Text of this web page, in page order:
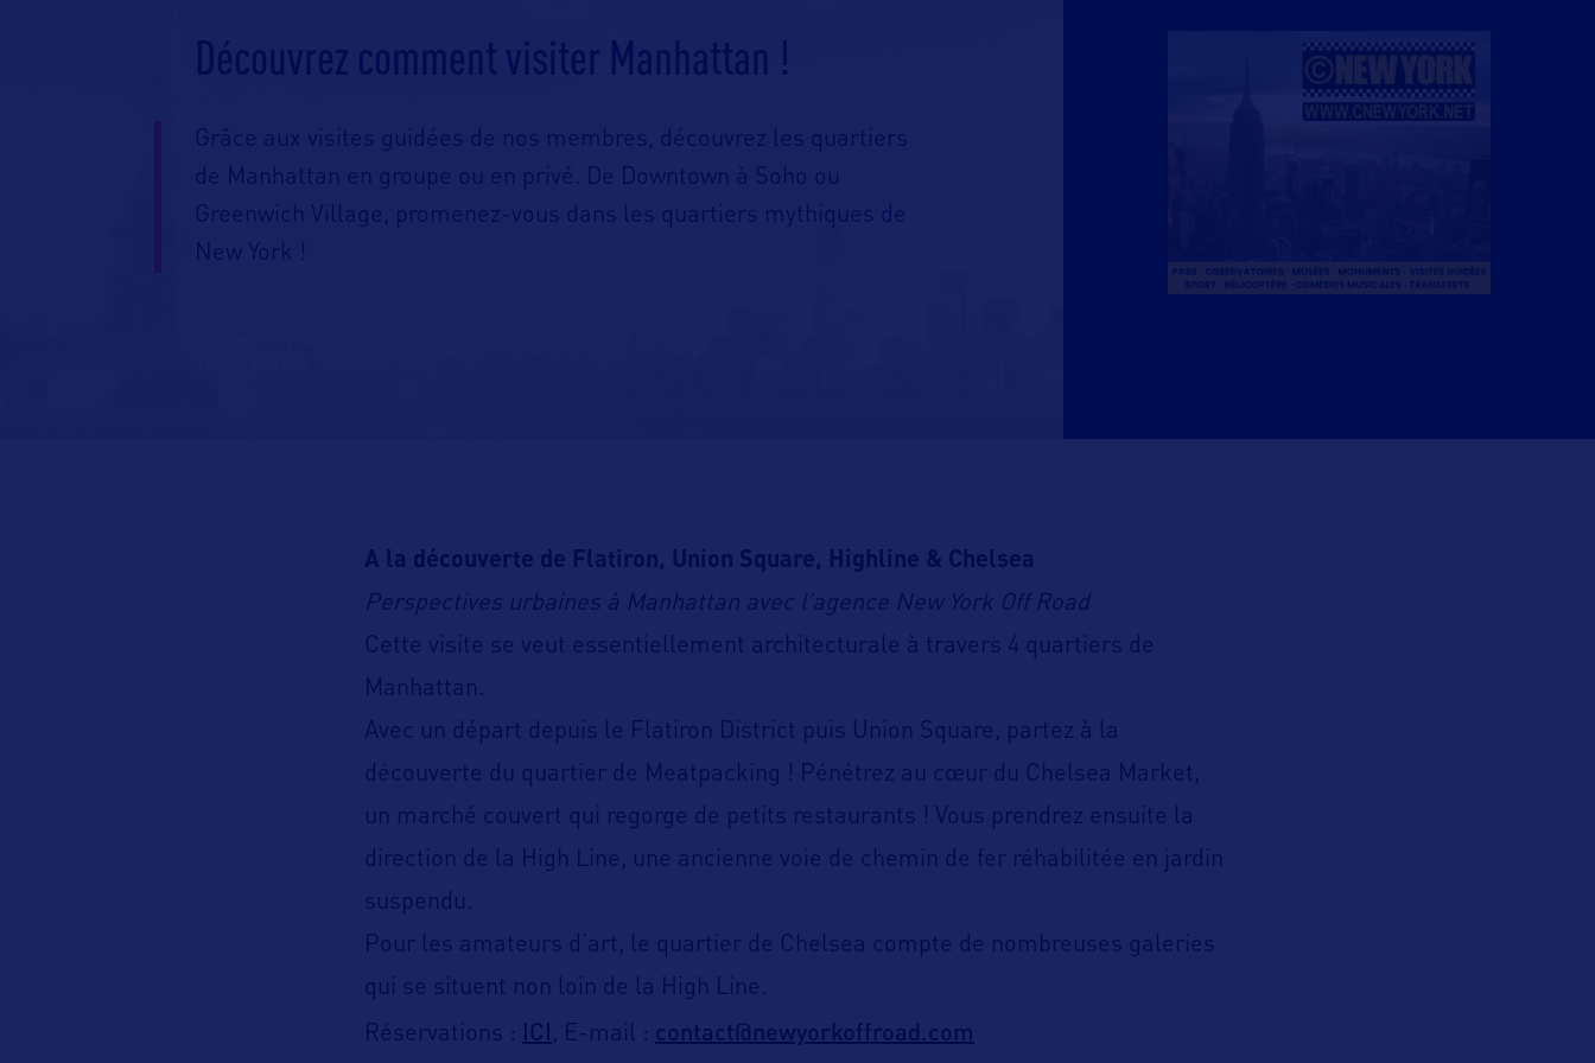
Découvrez comment visiter Manhattan !
Grâce aux visites guidées de nos membres, découvrez les quartiers
de Manhattan en groupe ou en privé. De Downtown à Soho ou
Greenwich Village, promenez-vous dans les quartiers mythiques de
New York !
A la découverte de Flatiron, Union Square, Highline & Chelsea
Perspectives urbaines à Manhattan avec l’agence New York Off Road
Cette visite se veut essentiellement architecturale à travers 4 quartiers de
Manhattan.
Avec un départ depuis le Flatiron District puis Union Square, partez à la
découverte du quartier de Meatpacking ! Pénétrez au cœur du Chelsea Market,
un marché couvert qui regorge de petits restaurants ! Vous prendrez ensuite la
direction de la High Line, une ancienne voie de chemin de fer réhabilitée en jardin
suspendu.
Pour les amateurs d’art, le quartier de Chelsea compte de nombreuses galeries
qui se situent non loin de la High Line.
Réservations : ICI , E-mail : contact@newyorkoffroad.com